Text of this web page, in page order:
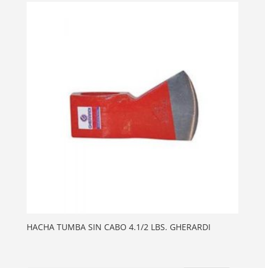
HACHA TUMBA SIN CABO 4.1/2 LBS. GHERARDI